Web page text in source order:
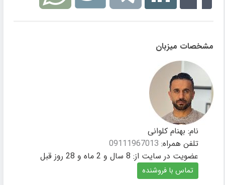
مشخصات میزبان
نام: بهنام کلوانی
تلفن همراه: 09111967013
عضویت در سایت از: 8 سال و 2 ماه و 28 روز قبل